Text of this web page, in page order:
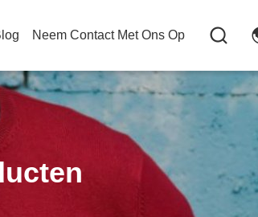
Neem Contact Met Ons Op